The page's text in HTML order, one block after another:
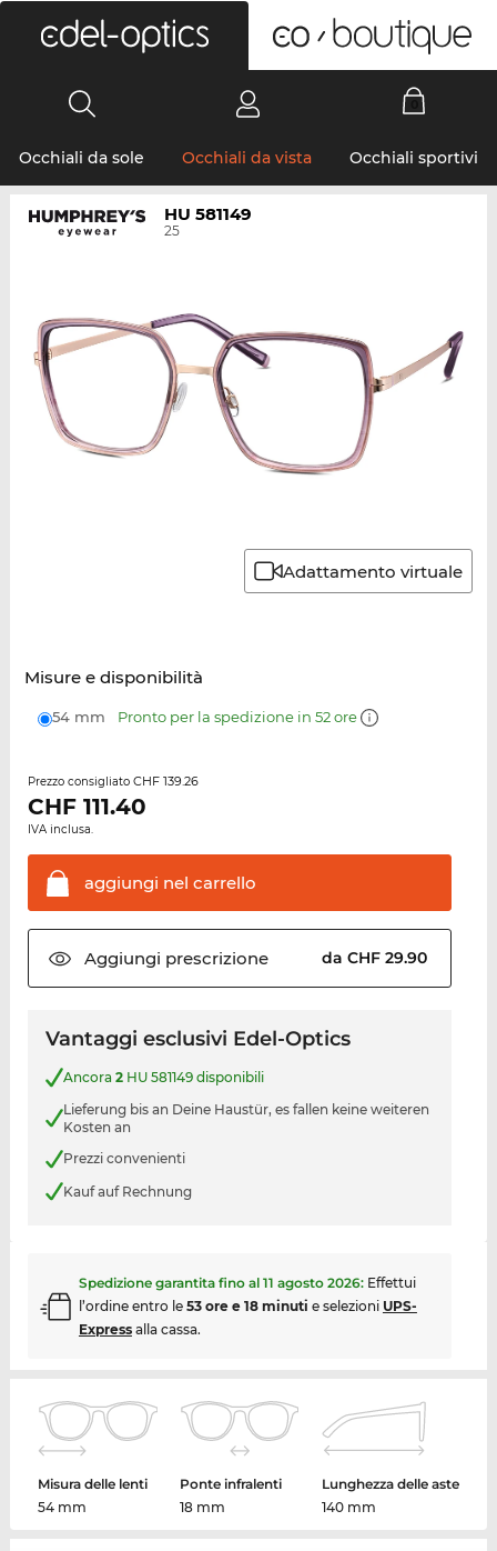
Occhiali da sole Occhiali da vista Occhiali sportivi
HU 581149
25
Adattamento virtuale
Misure e disponibilità
54 mm Pronto per la spedizione in 52 ore
Prezzo consigliato CHF 139.26
CHF 111.40
IVA inclusa.
aggiungi nel carrello
Aggiungi prescrizione da CHF 29.90
Vantaggi esclusivi Edel-Optics
Ancora 2HU 581149 disponibili
Lieferung bis an Deine Haustür, es fallen keine weiteren
Kosten an
Prezzi convenienti
Kauf auf Rechnung
Spedizione garantita fino al 11 agosto 2026: Effettui
l’ordine entro le 53 ore e 18 minuti e selezioni UPS-
Expressalla cassa.
Misura delle lenti
54 mm
Ponte infralenti
18 mm
Lunghezza delle aste
140 mm